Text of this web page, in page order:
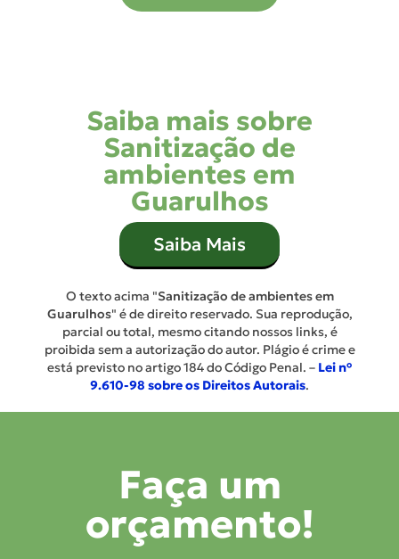
Saiba mais sobre
Sanitização de
ambientes em
Guarulhos
Saiba Mais
O texto acima "Sanitização de ambientes em
Guarulhos" é de direito reservado. Sua reprodução,
parcial ou total, mesmo citando nossos links, é
proibida sem a autorização do autor. Plágio é crime e
está previsto no artigo 184 do Código Penal. – Lei n°
9.610-98 sobre os Direitos Autorais.
Faça um
orçamento!